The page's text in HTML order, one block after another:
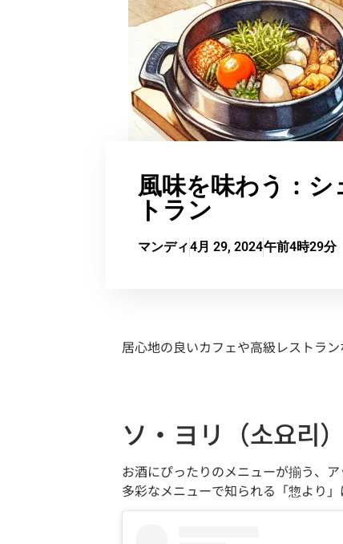
風味を味わう：
トラン
マンディ4月 29, 2024午前4時29分
居心地の良いカフェや高級レストラ
ソ・ヨリ（소요리）
お酒にぴったりのメニューが揃う、
多彩なメニューで知られる「惣より